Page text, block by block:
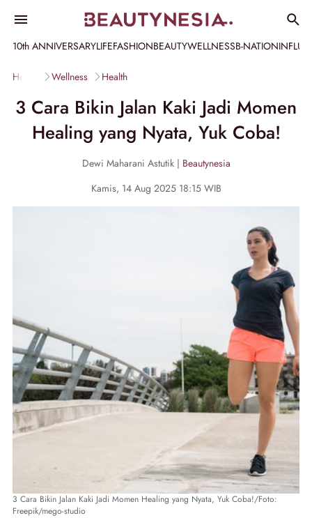
10th ANNIVERSARYLIFEFASHIONBEAUTYWELLNESSB-NATION
Home Wellness Health
3 Cara Bikin Jalan Kaki Jadi Momen
Healing yang Nyata, Yuk Coba!
Dewi Maharani Astutik | Beautynesia
Kamis, 14 Aug 2025 18:15 WIB
3 Cara Bikin Jalan Kaki Jadi Momen Healing yang Nyata, Yuk Coba!/Foto:
Freepik/mego-studio